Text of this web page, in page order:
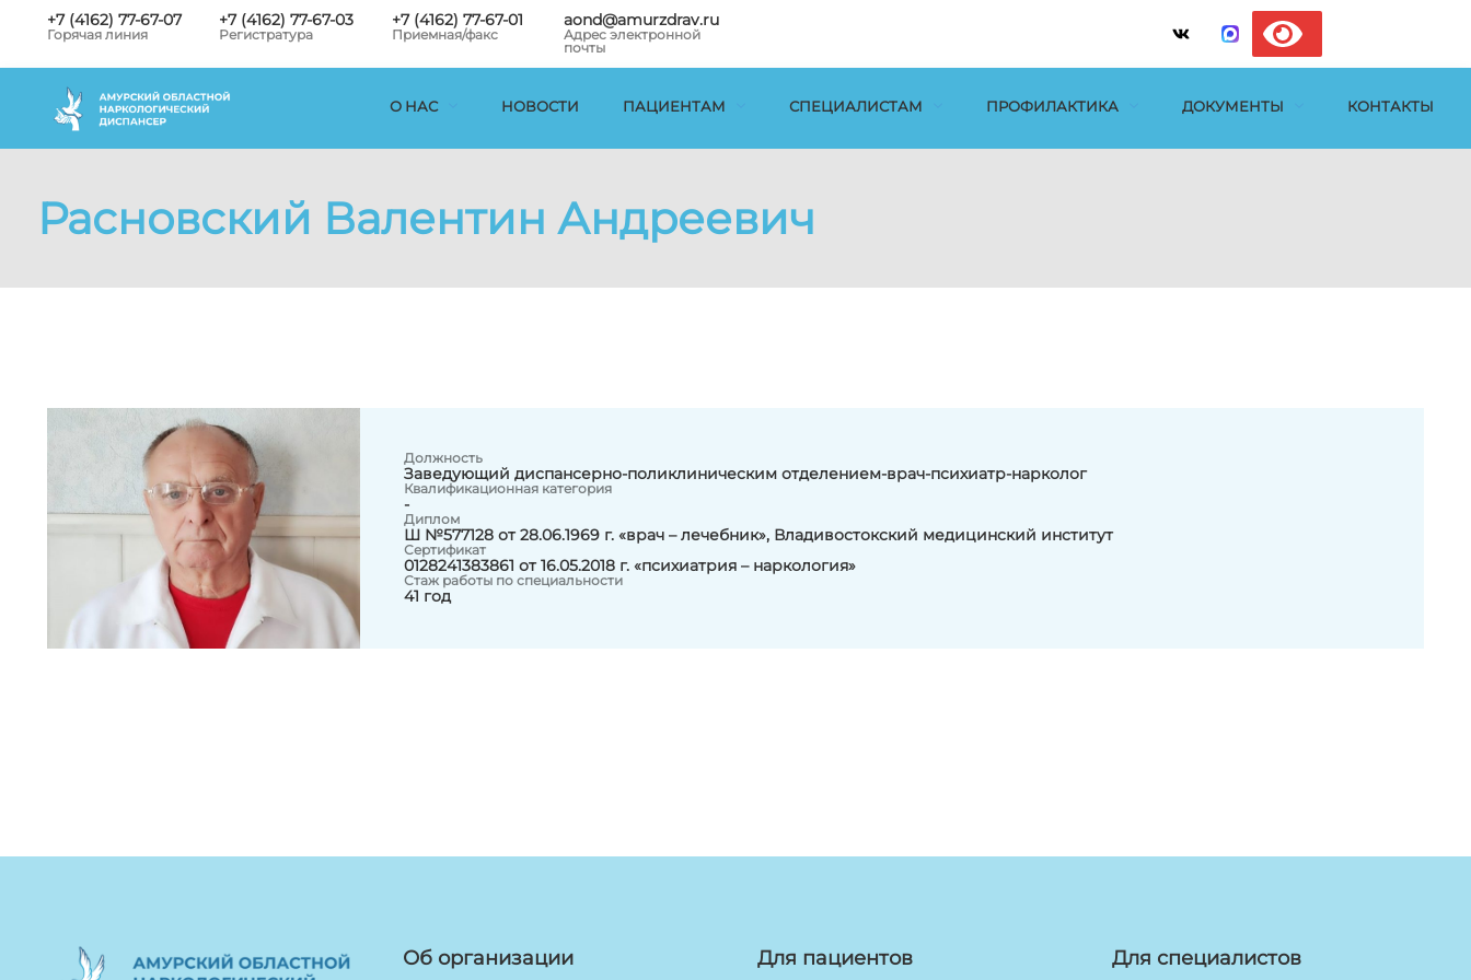
+7 (4162) 77-67-07
Горячая линия
+7 (4162) 77-67-03
Регистратура
+7 (4162) 77-67-01
Приемная/факс
aond@amurzdrav.ru
Адрес электронной
почты
О НАС НОВОСТИ ПАЦИЕНТАМ СПЕЦИАЛИСТАМ ПРОФИЛАКТИКА ДОКУМЕНТЫ КОНТАКТЫ
Расновский Валентин Андреевич
Должность
Заведующий диспансерно-поликлиническим отделением-врач-психиатр-нарколог
Квалификационная категория
-
Диплом
Ш №577128 от 28.06.1969 г. «врач – лечебник», Владивостокский медицинский институт
Сертификат
0128241383861 от 16.05.2018 г. «психиатрия – наркология»
Стаж работы по специальности
41 год
Об организации Для пациентов Для специалистов